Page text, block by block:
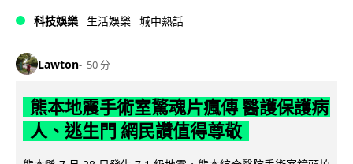
科技娛樂 生活娛樂 城中熱話
Lawton 50 分
熊本地震手術室驚魂片瘋傳 醫護保護病
人、逃生門 網民讚值得尊敬